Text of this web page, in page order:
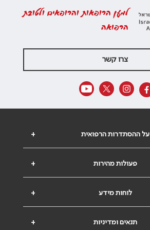
למען הרופאות והרופאים ולטובת
הרפואה
צרו קשר
+ על ההסתדרות הרפואית
+ פעולות מהירות
+ לוחות מידע
+ תנאים ומדיניות